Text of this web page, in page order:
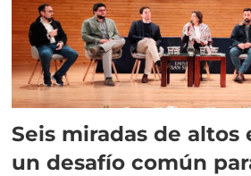
Seis miradas de altos
un desafío común